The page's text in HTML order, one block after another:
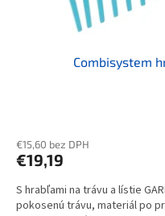
Combisystem
€15,60 bez DPH
€19,19
S hrabľami na trávu a lístie
pokosenú trávu, materiál po